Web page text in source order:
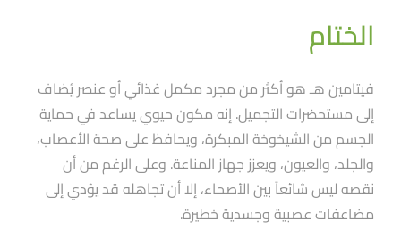
الختام
فيتامين هـ هو أكثر من مجرد مكمل غذائي أو عنصر يُضاف
إلى مستحضرات التجميل. إنه مكون حيوي يساعد في حماية
الجسم من الشيخوخة المبكرة، ويحافظ على صحة الأعصاب،
والجلد، والعيون، ويعزز جهاز المناعة. وعلى الرغم من أن
نقصه ليس شائعاََ بين الأصحاء، إلا أن تجاهله قد يؤدي إلى
مضاعفات عصبية وجسدية خطيرة.